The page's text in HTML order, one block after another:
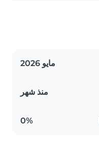
مايو 2026
منذ شهر
0%